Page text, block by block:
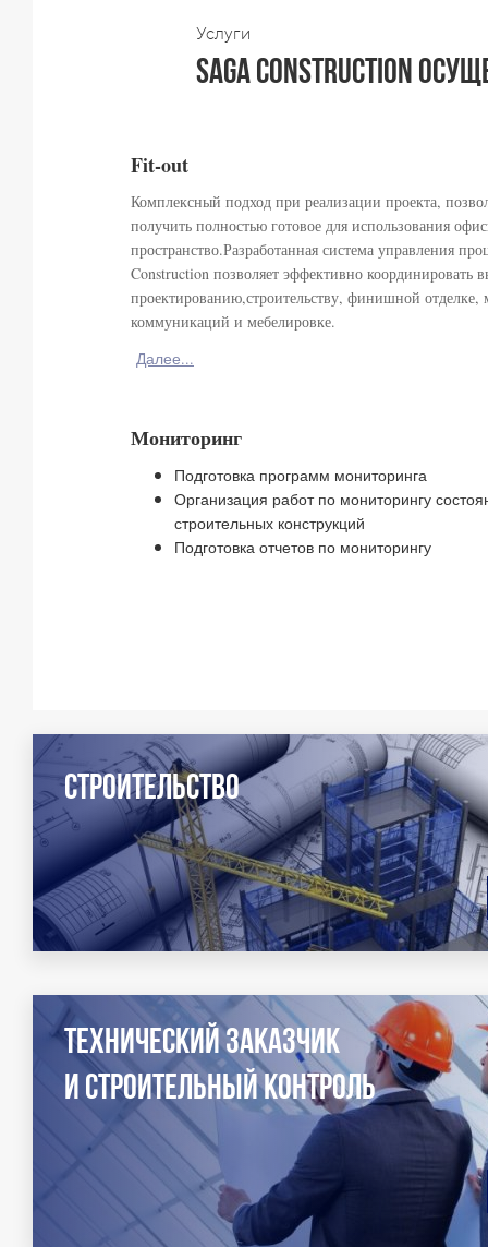
Услуги
saga construction
Fit-out
Комплексный подход при реализации проекта,
получить полностью готовое для использования
пространство.Разработанная система управления
Construction позволяет эффективно координировать
проектированию,строительству, финишной
коммуникаций и мебелировке.
Далее...
Мониторинг
Подготовка программ мониторинга
Организация работ по мониторингу
строительных конструкций
Подготовка отчетов по мониторингу
Строительство
Технический заказчик
и строительный контроль